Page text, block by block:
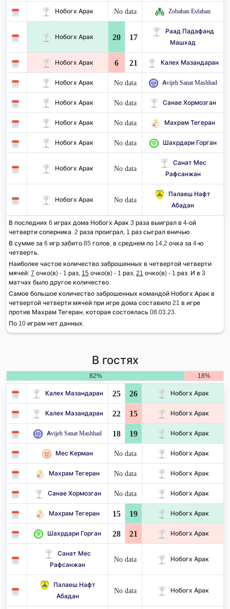
Нобогх Арак No data Zobahan Esfahan
Нобогх Арак 20 17
Раад Падафанд
Машхад
Нобогх Арак 6 21 Калех Мазандаран
Нобогх Арак No data Avijeh Sanat Mashhad
Нобогх Арак No data Санае Хормозган
Нобогх Арак No data Махрам Тегеран
Нобогх Арак No data Шахрдари Горган
Нобогх Арак No data
Санат Мес
Рафсанжан
Нобогх Арак No data
Палаеш Нафт
Абадан
В последних 6 играх дома Нобогх Арак 3 раза выиграл в 4-ой
четверти соперника. 2 раза проиграл, 1 раз сыграл вничью.
В сумме за 6 игр забито 85 голов, в среднем по 14,2 очка за 4-ю
четверть.
Наиболее частое количество заброшенных в четвертой четверти
мячей: 7 очко(в) - 1 раз, 15 очко(в) - 1 раз, 21 очко(в) - 1 раз. И в 3
матчах было другое количество.
Самое большое количество заброшенных командой Нобогх Арак в
четвертой четверти мячей при игре дома составило 21 в игре
против Махрам Тегеран, которая состоялась 08.03.23.
По 10 играм нет данных.
В гостях
82% 18%
Калех Мазандаран 25 26 Нобогх Арак
Калех Мазандаран 22 15 Нобогх Арак
Avijeh Sanat Mashhad 18 19 Нобогх Арак
Мес Керман No data Нобогх Арак
Махрам Тегеран No data Нобогх Арак
Санае Хормозган No data Нобогх Арак
Махрам Тегеран 15 19 Нобогх Арак
Шахрдари Горган 28 21 Нобогх Арак
Санат Мес
Рафсанжан
No data Нобогх Арак
Палаеш Нафт
Абадан
No data Нобогх Арак